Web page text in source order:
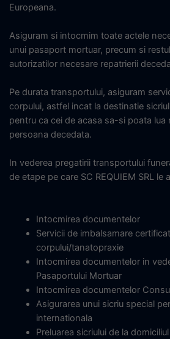
Europeana.
Asiguram si intocmim toate actele
unui pasaport mortuar, precum si
autorizatilor necesare repatrierii
Pe durata transportului, asiguram
corpului, astfel incat la destinatie
pentru ca cei de acasa sa-si poata lua
persoana decedata.
In vederea pregatirii transportului
de etape pe care SC REQUIEM SRL le
Intocmirea documentelor
Servicii de imbalsamare
corpului/tanatopraxie
Intocmirea documentelor in
Pasaportului Mortuar
Intocmirea documentelor
Asigurarea unui sicriu special
internationala
Preluarea sicriului de la